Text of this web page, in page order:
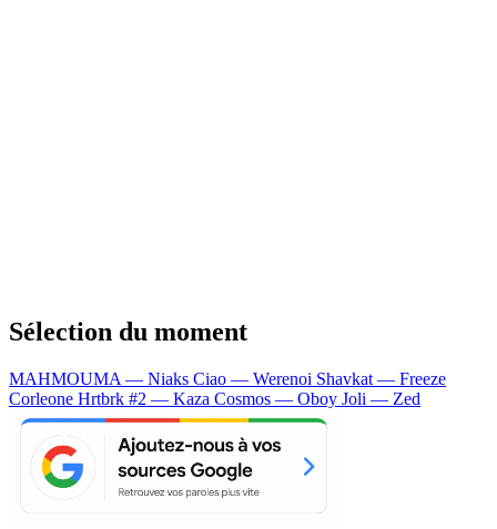
Sélection du moment
MAHMOUMA — Niaks Ciao — Werenoi Shavkat — Freeze
Corleone Hrtbrk #2 — Kaza Cosmos — Oboy Joli — Zed